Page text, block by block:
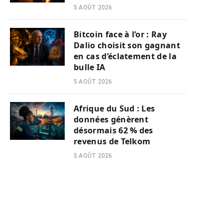
5 AOÛT 2026
Bitcoin face à l’or : Ray
Dalio choisit son gagnant
en cas d’éclatement de la
bulle IA
5 AOÛT 2026
Afrique du Sud : Les
données génèrent
désormais 62 % des
revenus de Telkom
5 AOÛT 2026